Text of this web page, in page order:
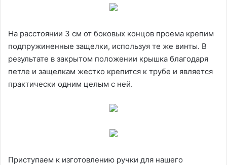
На расстоянии 3 см от боковых концов проема крепим
подпружиненные защелки, используя те же винты. В
результате в закрытом положении крышка благодаря
петле и защелкам жестко крепится к трубе и является
практически одним целым с ней.
Приступаем к изготовлению ручки для нашего